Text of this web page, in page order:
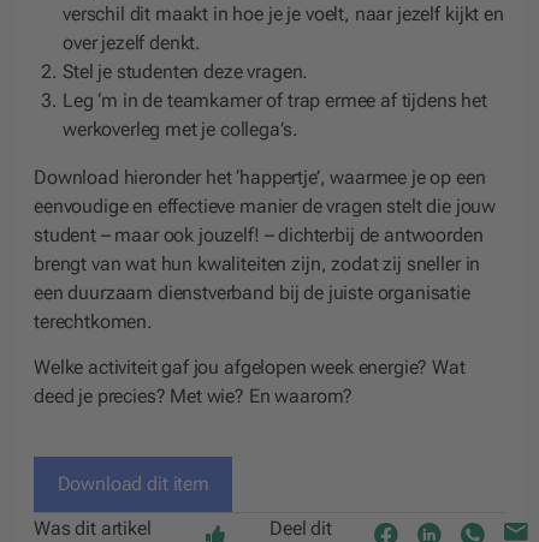
verschil dit maakt in hoe je je voelt, naar jezelf kijkt en
over jezelf denkt.
Stel je studenten deze vragen.
Leg ‘m in de teamkamer of trap ermee af tijdens het
werkoverleg met je collega’s.
Download hieronder het ‘happertje’, waarmee je op een
eenvoudige en effectieve manier de vragen stelt die jouw
student – maar ook jouzelf! – dichterbij de antwoorden
brengt van wat hun kwaliteiten zijn, zodat zij sneller in
een duurzaam dienstverband bij de juiste organisatie
terechtkomen.
Welke activiteit gaf jou afgelopen week energie? Wat
deed je precies? Met wie? En waarom?
Download dit item
Was dit artikel
Deel dit